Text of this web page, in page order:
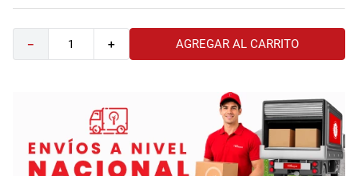
＋
－ AGREGAR AL CARRITO